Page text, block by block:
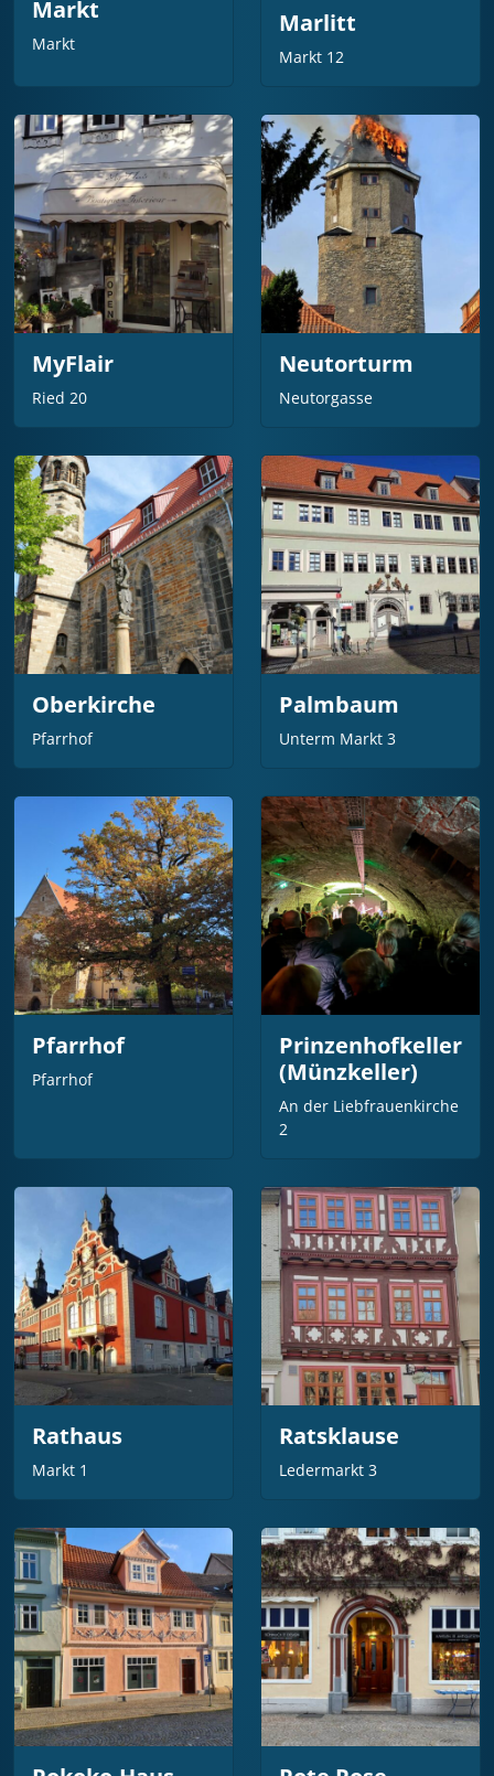
Markt
Markt
Marlitt
Markt 12
MyFlair
Ried 20
Neutorturm
Neutorgasse
Oberkirche
Pfarrhof
Palmbaum
Unterm Markt 3
Pfarrhof
Pfarrhof
Prinzenhofkeller
(Münzkeller)
An der Liebfrauenkirche
2
Rathaus
Markt 1
Ratsklause
Ledermarkt 3